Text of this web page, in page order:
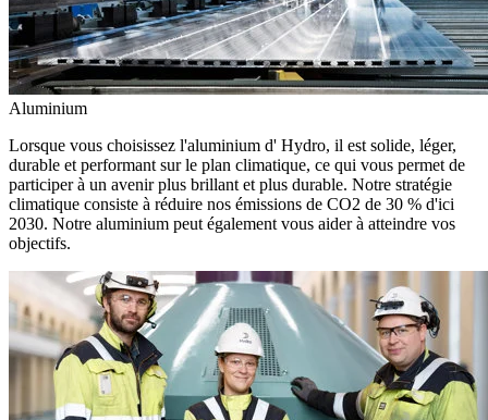
Aluminium
Lorsque vous choisissez l'aluminium d' Hydro, il est solide, léger,
durable et performant sur le plan climatique, ce qui vous permet de
participer à un avenir plus brillant et plus durable. Notre stratégie
climatique consiste à réduire nos émissions de CO2 de 30 % d'ici
2030. Notre aluminium peut également vous aider à atteindre vos
objectifs.